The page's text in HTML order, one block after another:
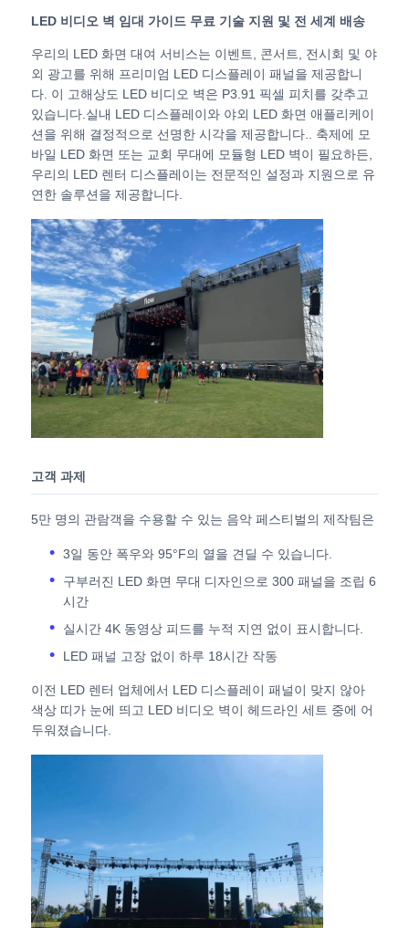
제품
비디오
VR 쇼
회사 소개
공장 견학
품질 관리
문의하기
사례
LED 비디오 월 디스플레이
LED 디스플레이 화면
연주회는 스크린을 이끌었습니다
COB LED 비디오 월
투명한 LED 디스플레이
LED 비디오 벽 임대 가이드 무료 기술 지원 및 전 세계 배송
우리의 LED 화면 대여 서비스는 이벤트, 콘서트, 전시회 및 야
외 광고를 위해 프리미엄 LED 디스플레이 패널을 제공합니
다. 이 고해상도 LED 비디오 벽은 P3.91 픽셀 피치를 갖추고
있습니다.실내 LED 디스플레이와 야외 LED 화면 애플리케이
션을 위해 결정적으로 선명한 시각을 제공합니다.. 축제에 모
바일 LED 화면 또는 교회 무대에 모듈형 LED 벽이 필요하든,
우리의 LED 렌터 디스플레이는 전문적인 설정과 지원으로 유
연한 솔루션을 제공합니다.
고객 과제
5만 명의 관람객을 수용할 수 있는 음악 페스티벌의 제작팀은
3일 동안 폭우와 95°F의 열을 견딜 수 있습니다.
구부러진 LED 화면 무대 디자인으로 300 패널을 조립 6
시간
실시간 4K 동영상 피드를 누적 지연 없이 표시합니다.
LED 패널 고장 없이 하루 18시간 작동
이전 LED 렌터 업체에서 LED 디스플레이 패널이 맞지 않아
색상 띠가 눈에 띄고 LED 비디오 벽이 헤드라인 세트 중에 어
두워졌습니다.